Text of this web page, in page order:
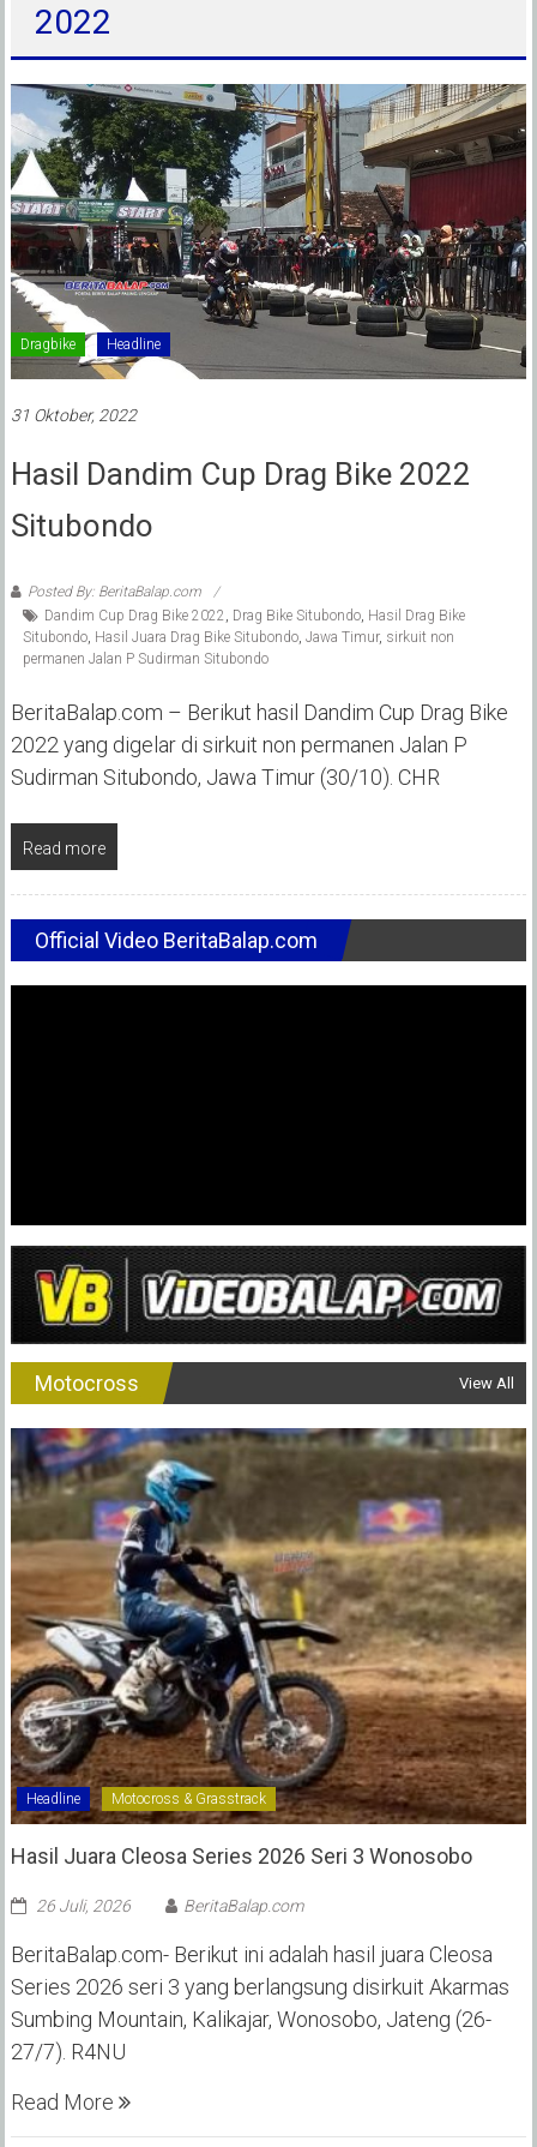
2022
Dragbike Headline
31 Oktober, 2022
Hasil Dandim Cup Drag Bike 2022
Situbondo
Posted By: BeritaBalap.com
Dandim Cup Drag Bike 2022, Drag Bike Situbondo, Hasil Drag Bike
Situbondo, Hasil Juara Drag Bike Situbondo, Jawa Timur, sirkuit non
permanen Jalan P Sudirman Situbondo
BeritaBalap.com – Berikut hasil Dandim Cup Drag Bike
2022 yang digelar di sirkuit non permanen Jalan P
Sudirman Situbondo, Jawa Timur (30/10). CHR
Read more
Official Video BeritaBalap.com
Motocross View All
Headline Motocross & Grasstrack
Hasil Juara Cleosa Series 2026 Seri 3 Wonosobo ‎
26 Juli, 2026 BeritaBalap.com
BeritaBalap.com- Berikut ini adalah hasil juara Cleosa
Series 2026 seri 3 yang berlangsung disirkuit Akarmas
Sumbing Mountain, Kalikajar, Wonosobo, Jateng (26-
27/7). R4NU
Read More